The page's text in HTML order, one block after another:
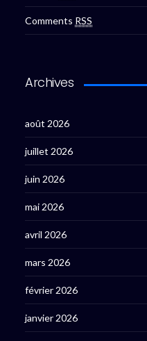
Comments RSS
Archives
août 2026
juillet 2026
juin 2026
mai 2026
avril 2026
mars 2026
février 2026
janvier 2026